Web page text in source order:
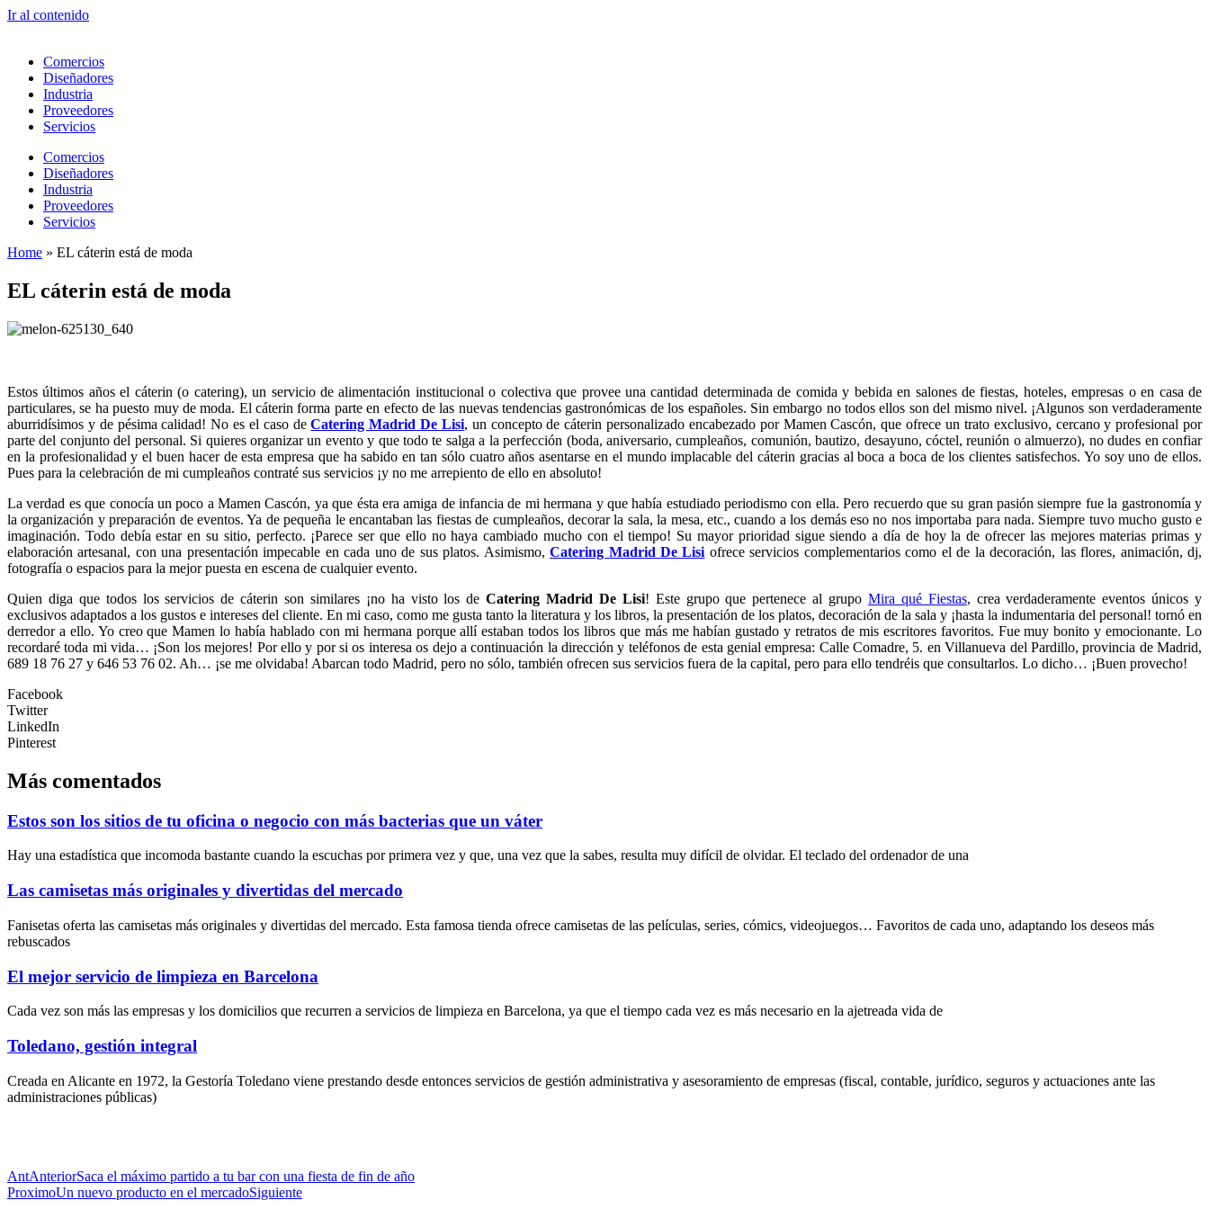
Ir al contenido
Comercios
Diseñadores
Industria
Proveedores
Servicios
Comercios
Diseñadores
Industria
Proveedores
Servicios
Home » EL cáterin está de moda
EL cáterin está de moda
Estos últimos años el cáterin (o catering), un servicio de alimentación institucional o colectiva que provee una cantidad determinada de comida y bebida en salones de fiestas, hoteles, empresas o en casa de
particulares, se ha puesto muy de moda. El cáterin forma parte en efecto de las nuevas tendencias gastronómicas de los españoles. Sin embargo no todos ellos son del mismo nivel. ¡Algunos son verdaderamente
aburridísimos y de pésima calidad! No es el caso deCatering Madrid De Lisi, un concepto de cáterin personalizado encabezado por Mamen Cascón, que ofrece un trato exclusivo, cercano y profesional por
parte del conjunto del personal. Si quieres organizar un evento y que todo te salga a la perfección (boda, aniversario, cumpleaños, comunión, bautizo, desayuno, cóctel, reunión o almuerzo), no dudes en confiar
en la profesionalidad y el buen hacer de esta empresa que ha sabido en tan sólo cuatro años asentarse en el mundo implacable del cáterin gracias al boca a boca de los clientes satisfechos. Yo soy uno de ellos.
Pues para la celebración de mi cumpleaños contraté sus servicios ¡y no me arrepiento de ello en absoluto!
La verdad es que conocía un poco a Mamen Cascón, ya que ésta era amiga de infancia de mi hermana y que había estudiado periodismo con ella. Pero recuerdo que su gran pasión siempre fue la gastronomía y
la organización y preparación de eventos. Ya de pequeña le encantaban las fiestas de cumpleaños, decorar la sala, la mesa, etc., cuando a los demás eso no nos importaba para nada. Siempre tuvo mucho gusto e
imaginación. Todo debía estar en su sitio, perfecto. ¡Parece ser que ello no haya cambiado mucho con el tiempo! Su mayor prioridad sigue siendo a día de hoy la de ofrecer las mejores materias primas y
elaboración artesanal, con una presentación impecable en cada uno de sus platos. Asimismo,Catering Madrid De Lisi ofrece servicios complementarios como el de la decoración, las flores, animación, dj,
fotografía o espacios para la mejor puesta en escena de cualquier evento.
Quien diga que todos los servicios de cáterin son similares ¡no ha visto los deCatering Madrid De Lisi! Este grupo que pertenece al grupo Mira qué Fiestas, crea verdaderamente eventos únicos y
exclusivos adaptados a los gustos e intereses del cliente. En mi caso, como me gusta tanto la literatura y los libros, la presentación de los platos, decoración de la sala y ¡hasta la indumentaria del personal! tornó en
derredor a ello. Yo creo que Mamen lo había hablado con mi hermana porque allí estaban todos los libros que más me habían gustado y retratos de mis escritores favoritos. Fue muy bonito y emocionante. Lo
recordaré toda mi vida… ¡Son los mejores! Por ello y por si os interesa os dejo a continuación la dirección y teléfonos de esta genial empresa: Calle Comadre, 5. en Villanueva del Pardillo, provincia de Madrid,
689 18 76 27 y 646 53 76 02. Ah… ¡se me olvidaba! Abarcan todo Madrid, pero no sólo, también ofrecen sus servicios fuera de la capital, pero para ello tendréis que consultarlos. Lo dicho… ¡Buen provecho!
Facebook
Twitter
LinkedIn
Pinterest
Más comentados
Estos son los sitios de tu oficina o negocio con más bacterias que un váter
Hay una estadística que incomoda bastante cuando la escuchas por primera vez y que, una vez que la sabes, resulta muy difícil de olvidar. El teclado del ordenador de una
Las camisetas más originales y divertidas del mercado
Fanisetas oferta las camisetas más originales y divertidas del mercado. Esta famosa tienda ofrece camisetas de las películas, series, cómics, videojuegos… Favoritos de cada uno, adaptando los deseos más
rebuscados
El mejor servicio de limpieza en Barcelona
Cada vez son más las empresas y los domicilios que recurren a servicios de limpieza en Barcelona, ya que el tiempo cada vez es más necesario en la ajetreada vida de
Toledano, gestión integral
Creada en Alicante en 1972, la Gestoría Toledano viene prestando desde entonces servicios de gestión administrativa y asesoramiento de empresas (fiscal, contable, jurídico, seguros y actuaciones ante las
administraciones públicas)
AntAnteriorSaca el máximo partido a tu bar con una fiesta de fin de año
ProximoUn nuevo producto en el mercadoSiguiente